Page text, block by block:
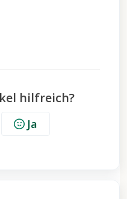
hilfreich?
Ja